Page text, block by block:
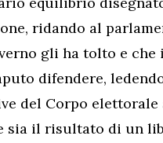
ridando al
gli ha tolto e che
difendere,
del Corpo elettorale
sia il risultato di un